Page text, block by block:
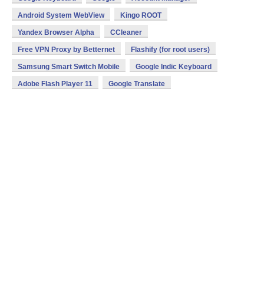
Android System WebView Kingo ROOT
Yandex Browser Alpha CCleaner
Free VPN Proxy by Betternet Flashify (for root users)
Samsung Smart Switch Mobile Google Indic Keyboard
Adobe Flash Player 11 Google Translate